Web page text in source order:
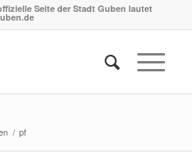
Seite der Stadt Guben lautet
/ pf